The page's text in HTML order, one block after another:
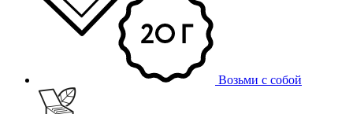
Возьми с собой